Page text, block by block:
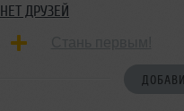
НЕТ ДРУЗЕЙ